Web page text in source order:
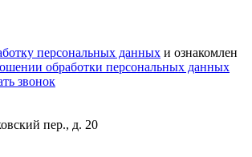
персональных данных и ознакомлен
обработки персональных данных
звонок
пер., д. 20